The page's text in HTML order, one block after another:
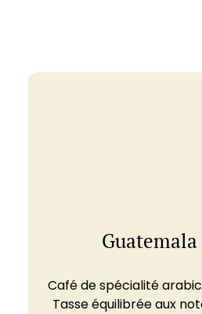
Café de spécialité
Tasse équilibrée aux